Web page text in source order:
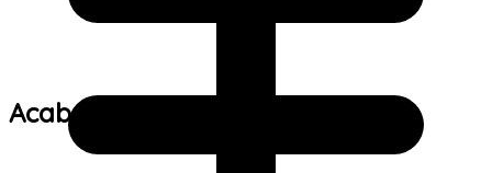
Acabamento: